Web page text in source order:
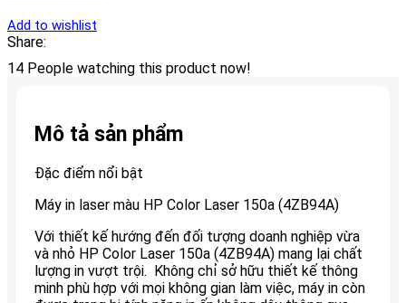
Add to wishlist
Share:
14 People watching this product now!
Mô tả sản phẩm
Đặc điểm nổi bật
Máy in laser màu HP Color Laser 150a (4ZB94A)
Với thiết kế hướng đến đối tượng doanh nghiệp vừa
và nhỏ HP Color Laser 150a (4ZB94A) mang lại chất
lượng in vượt trội. Không chỉ sở hữu thiết kế thông
minh phù hợp với mọi không gian làm việc, máy in còn